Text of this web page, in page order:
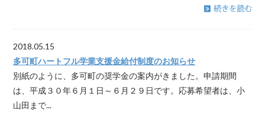
2018.05.15
多可町ハートフル学業支援金給付制度のお知らせ
別紙のように、多可町の奨学金の案内がきました。申請期間
は、平成３０年６月１日～６月２９日です。応募希望者は、小
山田まで...